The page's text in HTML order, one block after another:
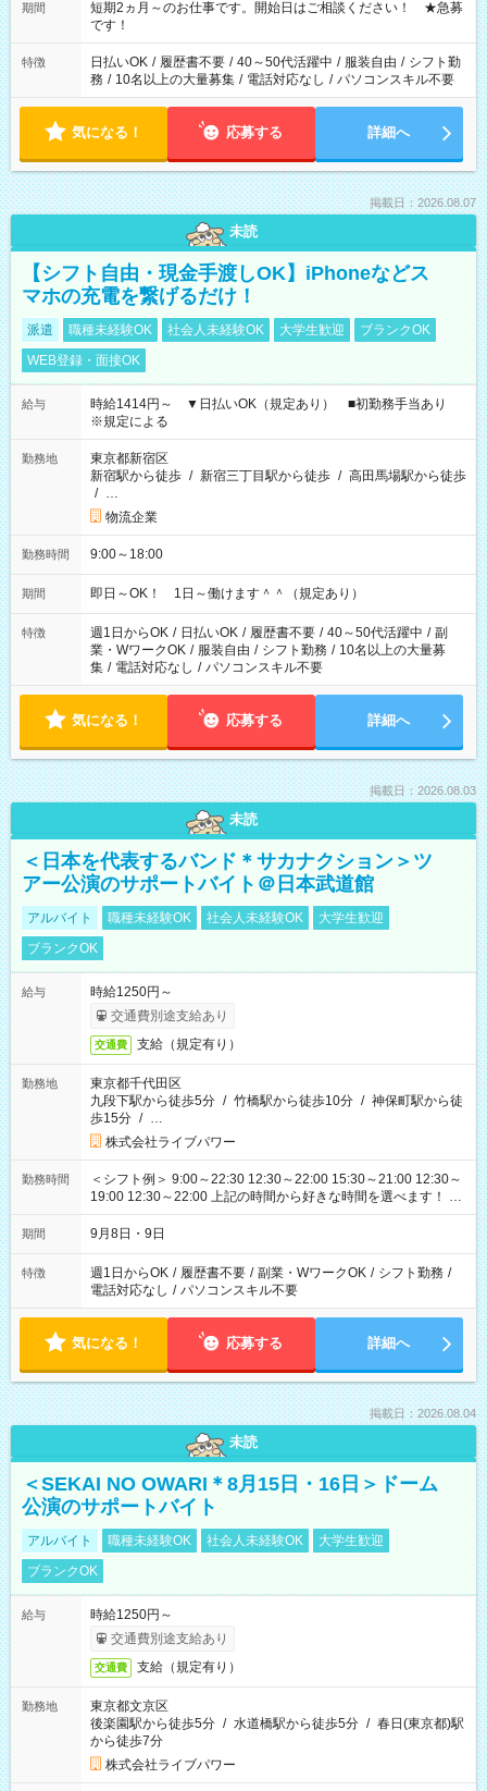
※週最低15時間以上の勤務が必要です
期間
短期2ヵ月～のお仕事です。開始日はご相談ください！ ★急募
です！
特徴 日払いOK / 履歴書不要 / 40～50代活躍中 / 服装自由 / シフト勤
務 / 10名以上の大量募集 / 電話対応なし / パソコンスキル不要
気になる！ 応募する 詳細へ
掲載日：2026.08.07
未読
【シフト自由・現金手渡しOK】iPhoneなどス
マホの充電を繋げるだけ！
派遣 職種未経験OK 社会人未経験OK 大学生歓迎
ブランクOK
WEB登録・面接OK
給与
時給1414円～ ▼日払いOK（規定あり） ■初勤務手当あり
※規定による
勤務地
東京都新宿区
新宿駅から徒歩 / 新宿三丁目駅から徒歩 / 高田馬場駅から徒歩
/ …
物流企業
勤務時間 9:00～18:00
期間 即日～OK！ 1日～働けます＾＾（規定あり）
特徴 週1日からOK / 日払いOK / 履歴書不要 / 40～50代活躍中 / 副
業・WワークOK / 服装自由 / シフト勤務 / 10名以上の大量募
集 / 電話対応なし / パソコンスキル不要
気になる！ 応募する 詳細へ
掲載日：2026.08.03
未読
＜日本を代表するバンド＊サカナクション＞ツ
アー公演のサポートバイト＠日本武道館
アルバイト 職種未経験OK 社会人未経験OK
大学生歓迎
ブランクOK
給与
時給1250円～
交通費別途支給あり
交通費 支給（規定有り）
勤務地
東京都千代田区
九段下駅から徒歩5分 / 竹橋駅から徒歩10分 / 神保町駅から徒
歩15分 / …
株式会社ライブパワー
勤務時間
＜シフト例＞ 9:00～22:30 12:30～22:00 15:30～21:00 12:30～
19:00 12:30～22:00 上記の時間から好きな時間を選べます！ ※
時間は変更となる可能性があります
期間 9月8日・9日
特徴 週1日からOK / 履歴書不要 / 副業・WワークOK / シフト勤務 /
電話対応なし / パソコンスキル不要
気になる！ 応募する 詳細へ
掲載日：2026.08.04
未読
＜SEKAI NO OWARI＊8月15日・16日＞ドーム
公演のサポートバイト
アルバイト 職種未経験OK 社会人未経験OK
大学生歓迎
ブランクOK
給与
時給1250円～
交通費別途支給あり
交通費 支給（規定有り）
勤務地
東京都文京区
後楽園駅から徒歩5分 / 水道橋駅から徒歩5分 / 春日(東京都)駅
から徒歩7分
株式会社ライブパワー